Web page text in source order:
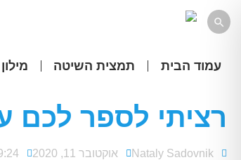
עמוד הבית תמצית השיטה
רציתי לספר לכם
Nataly Sadovnik אוקטובר 11, 2020
